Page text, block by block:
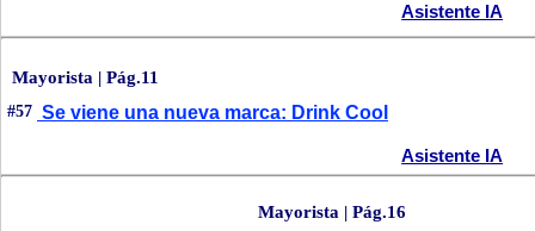
Asistente IA
Mayorista | Pág.11
#57 Se viene una nueva marca: Drink Cool
Asistente IA
Mayorista | Pág.16